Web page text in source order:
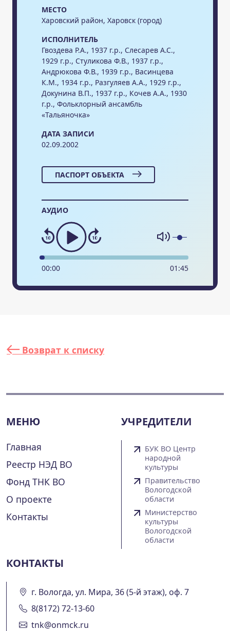
МЕСТО
Харовский район, Харовск (город)
ИСПОЛНИТЕЛЬ
Гвоздева Р.А., 1937 г.р., Слесарев А.С.,
1929 г.р., Стуликова Ф.В., 1937 г.р.,
Андрюкова Ф.В., 1939 г.р., Васинцева
К.М., 1934 г.р., Разгуляев А.А., 1929 г.р.,
Докунина В.П., 1937 г.р., Кочев А.А., 1930
г.р., Фольклорный ансамбль
«Тальяночка»
ДАТА ЗАПИСИ
02.09.2002
ПАСПОРТ ОБЪЕКТА
АУДИО
00:00 01 :45
Возврат к списку
МЕНЮ
Главная
Реестр НЭД ВО
Фонд ТНК ВО
О проекте
Контакты
УЧРЕДИТЕЛИ
БУК ВО Центр
народной
культуры
Правительство
Вологодской
области
Министерство
культуры
Вологодской
области
КОНТАКТЫ
г. Вологда, ул. Мира, 36 (5-й этаж), оф. 7
8(8172) 72-13-60
tnk@onmck.ru